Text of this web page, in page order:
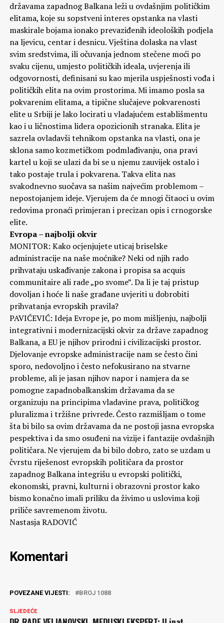
državama zapadnog Balkana leži u ovdašnjim političkim
elitama, koje su sopstveni interes opstanka na vlasti
maskirale bojama ionako prevaziđenih ideoloških podjela
na ljevicu, centar i desnicu. Vještina dolaska na vlast
svim sredstvima, ili očuvanja jednom stečene moći po
svaku cijenu, umjesto političkih ideala, uvjerenja ili
odgovornosti, definisani su kao mjerila uspješnosti vođa i
političkih elita na ovim prostorima. Mi imamo posla sa
pokvarenim elitama, a tipične slučajeve pokvarenosti
elite u Srbiji je lako locirati u vladajućem establišmentu
kao i u ličnostima lidera opozicionih stranaka. Elita je
sazrela ovladavši tehnikom opstanka na vlasti, ona je
sklona samo kozmetičkom podmlađivanju, ona pravi
kartel u koji se ulazi da bi se u njemu zauvijek ostalo i
tako postaje trula i pokvarena. Takva elita nas
svakodnevno suočava sa našim najvećim problemom –
nepostojanjem ideje. Vjerujem da će mnogi čitaoci u ovim
redovima pronaći primjeran i precizan opis i crnogorske
elite.
Evropa – najbolji okvir
MONITOR: Kako ocjenjujete uticaj briselske
administracije na naše moćnike? Neki od njih rado
prihvataju uskađivanje zakona i propisa sa acquis
communitaire ali rade „po svome”. Da li je taj pristup
dovoljan i hoće li naše građane uvjeriti u dobrobiti
prihvatanja evropskih pravila?
PAVIĆEVIĆ: Ideja Evrope je, po mom mišljenju, najbolji
integrativni i modernizacijski okvir za države zapadnog
Balkana, a EU je njihov prirodni i civilizacijski prostor.
Djelovanje evropske administracije nam se često čini
sporo, nedovoljno i često nefokusirano na stvarne
probleme, ali je jasan njihov napor i namjera da se
pomogne zapadnobalkanskim državama da se
organizuju na principima vladavine prava, političkog
pluralizma i tržišne privrede. Često razmišljam o tome
šta bi bilo sa ovim državama da ne postoji jasna evropska
pespektiva i da smo osuđeni na vizije i fantazije ovdašnjih
političara. Ne vjerujem da bi bilo dobro, zato se uzdam u
čvrstu riješenost evropskih političara da prostor
zapadnog Balkana integrišu u evropski politički,
ekonomski, pravni, kulturni i obrazovni prostor kako
bismo konačno imali priliku da živimo u uslovima koji
priliče savremenom životu.
Nastasja RADOVIĆ
Komentari
POVEZANE VIJESTI: BROJ 1088
SLJEDEĆE